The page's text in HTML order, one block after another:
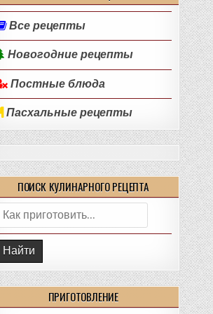
Все рецепты
Новогодние рецепты
Постные блюда
Пасхальные рецепты
ПОИСК КУЛИНАРНОГО РЕЦЕПТА
Поиск:
ПРИГОТОВЛЕНИЕ